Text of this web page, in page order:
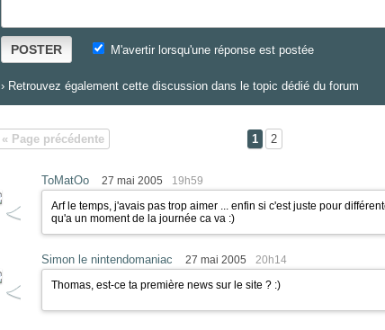
POSTER M'avertir lorsqu'une réponse est postée
› Retrouvez également cette discussion dans le topic dédié du forum
« Page précédente 1 2
ToMatOo 27 mai 2005 19h59
Arf le temps, j'avais pas trop aimer ... enfin si c'est juste pour
qu'a un moment de la journée ca va :)
Simon le nintendomaniac 27 mai 2005 20h14
Thomas, est-ce ta première news sur le site ? :)